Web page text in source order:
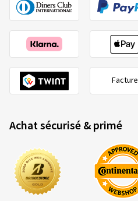
Facture
Achat sécurisé & primé